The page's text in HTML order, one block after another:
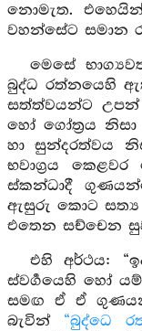
නොමැත.
වහන්සේට සමාන
මෙසේ
බුද්ධ රත්නයෙහි
සත්ත්වයන්ට උපන්
හෝ ගෝත්‍රය
හා සුන්දරත්වය
භවාග්‍රය
ස්කන්ධාදී
ඇසුරු කොට සත්‍ය
එතෙන සච්චෙන
එහි අර්ථය:
ස්වර්‍ගයෙහි හෝ
සමඟ ඒ ඒ
බැවින් “බුද්ධෙ